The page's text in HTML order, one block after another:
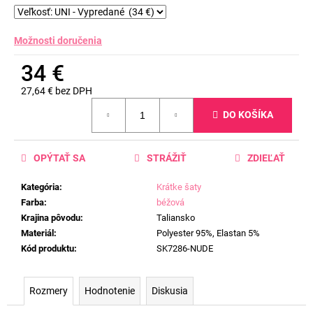
Možnosti doručenia
34 €
27,64 € bez DPH
DO KOŠÍKA
Kategória:
Krátke šaty
Farba:
béžová
Krajina pôvodu:
Taliansko
Materiál:
Polyester 95%, Elastan 5%
Kód produktu: SK7286-NUDE
OPÝTAŤ SA STRÁŽIŤ ZDIEĽAŤ
Rozmery Hodnotenie Diskusia